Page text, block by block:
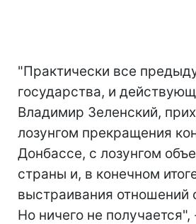
"Практически все
государства, и
Владимир Зеленский,
лозунгом прекращения
Донбассе, с лозунгом
страны и, в конечном
выстраивания отношений
Но ничего не получается",